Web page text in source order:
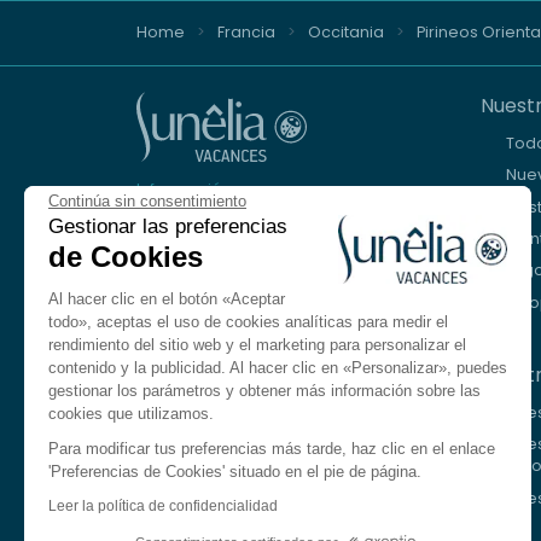
Continúa sin consentimiento
Gestionar las preferencias
de Cookies
Al hacer clic en el botón «Aceptar
todo», aceptas el uso de cookies analíticas para medir el
rendimiento del sitio web y el marketing para personalizar el
contenido y la publicidad. Al hacer clic en «Personalizar», puedes
gestionar los parámetros y obtener más información sobre las
cookies que utilizamos.
Para modificar tus preferencias más tarde, haz clic en el enlace
'Preferencias de Cookies' situado en el pie de página.
Leer la política de confidencialidad
Home Francia Occitania Pirineos
Información y reserva
+33 (0)9 69 375 115
De lunes a viernes, de 8.30 a 18.30 h.
Sábado de 10:00 a 13:00 y de 14:00 a 17:00
Contactarnos
Idioma ES
Francés